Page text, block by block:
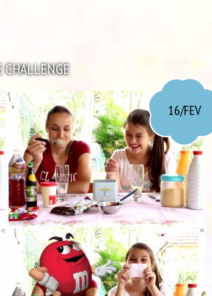
CHALLENGE
16/FEV